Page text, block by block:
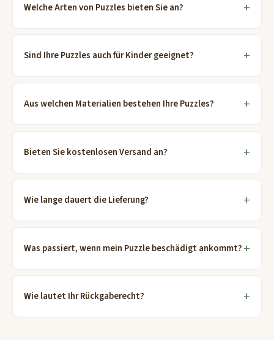
Welche Arten von Puzzles bieten Sie an?
Sind Ihre Puzzles auch für Kinder geeignet?
Aus welchen Materialien bestehen Ihre Puzzles?
Bieten Sie kostenlosen Versand an?
Wie lange dauert die Lieferung?
Was passiert, wenn mein Puzzle beschädigt ankommt?
Wie lautet Ihr Rückgaberecht?